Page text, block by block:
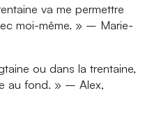
va me permettre
moi-même. » – Marie-
ou dans la trentaine,
au fond. » – Alex,